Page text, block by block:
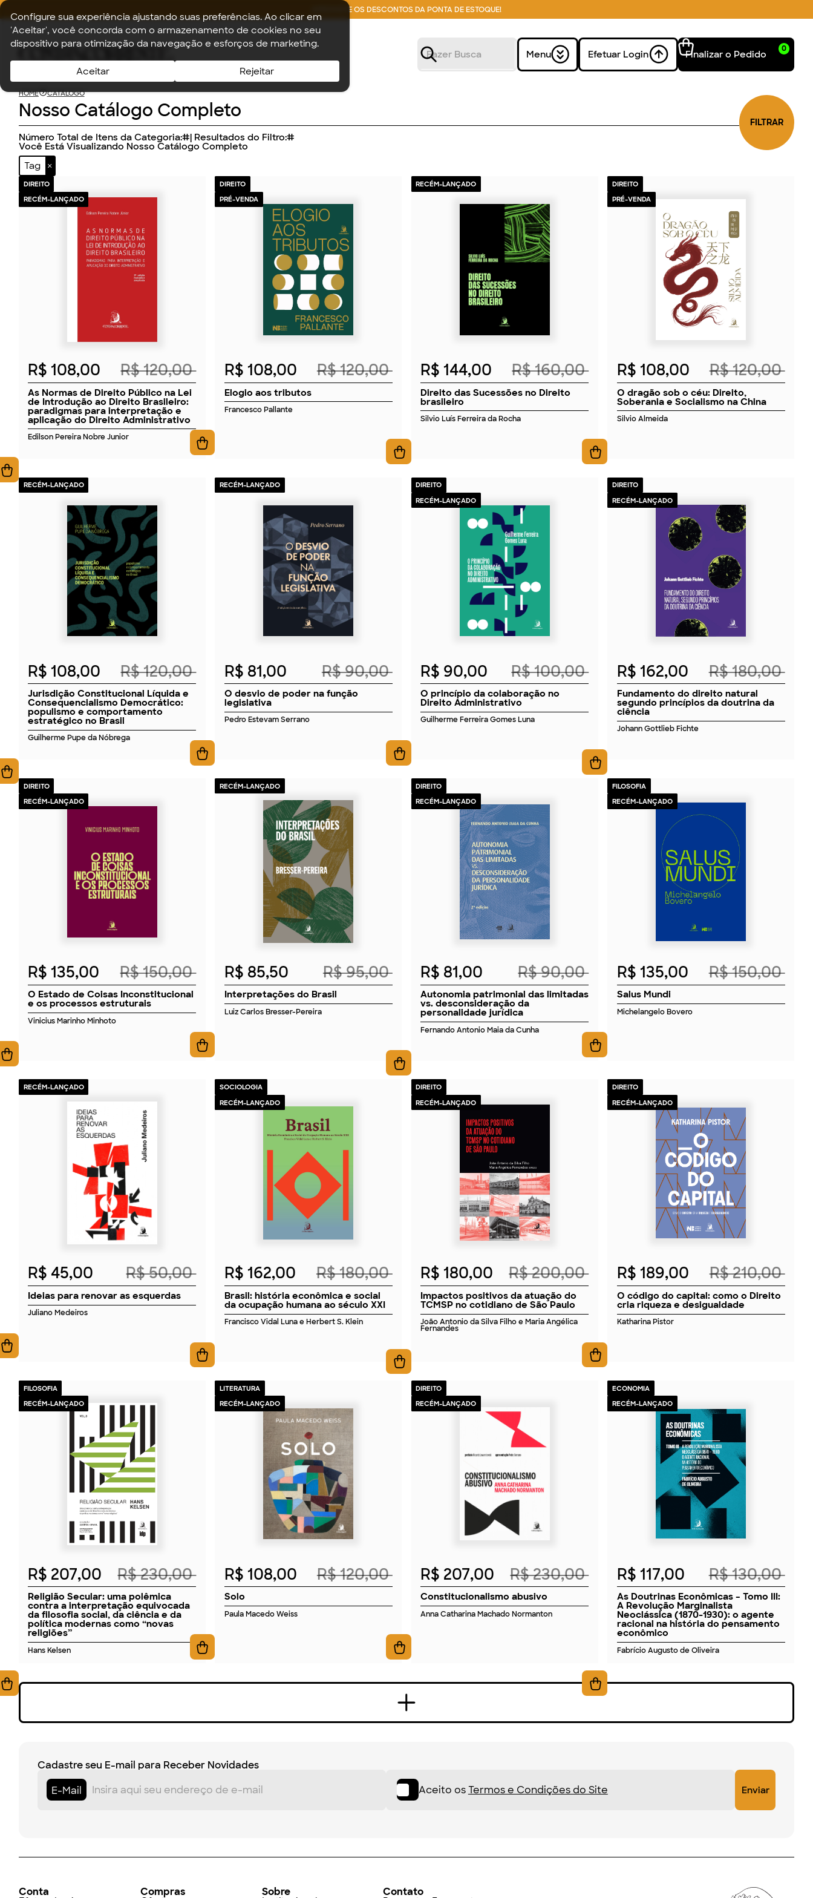
Configure sua experiência ajustando suas preferências. Ao clicar em
'Aceitar', você concorda com o armazenamento de cookies no seu
dispositivo para otimização da navegação e esforços de marketing.
Aceitar Rejeitar
APROVEITE OS DESCONTOS DA PONTA DE ESTOQUE!
Menu Efetuar Login Finalizar o Pedido 0
HOME CATÁLOGO
Nosso Catálogo Completo
Número Total de Itens da Categoria:#| Resultados do Filtro:#
Você Está Visualizando Nosso Catálogo Completo
FILTRAR
Tag
DIREITO
RECÉM-LANÇADO
2026
R$ 108,00 R$ 120,00
As Normas de Direito Público na Lei
de Introdução ao Direito Brasileiro:
paradigmas para interpretação e
aplicação do Direito Administrativo
Edilson Pereira Nobre Junior
DIREITO
PRÉ-VENDA
2026
R$ 108,00 R$ 120,00
Elogio aos tributos
Francesco Pallante
RECÉM-LANÇADO
2026
R$ 144,00 R$ 160,00
Direito das Sucessões no Direito
brasileiro
Silvio Luís Ferreira da Rocha
DIREITO
PRÉ-VENDA
2026
R$ 108,00 R$ 120,00
O dragão sob o céu: Direito,
Soberania e Socialismo na China
Silvio Almeida
RECÉM-LANÇADO
2026
R$ 108,00 R$ 120,00
Jurisdição Constitucional Líquida e
Consequencialismo Democrático:
populismo e comportamento
estratégico no Brasil
Guilherme Pupe da Nóbrega
RECÉM-LANÇADO
2026
R$ 81,00 R$ 90,00
O desvio de poder na função
legislativa
Pedro Estevam Serrano
DIREITO
RECÉM-LANÇADO
2026
R$ 90,00 R$ 100,00
O princípio da colaboração no
Direito Administrativo
Guilherme Ferreira Gomes Luna
DIREITO
RECÉM-LANÇADO
2026
R$ 162,00 R$ 180,00
Fundamento do direito natural
segundo princípios da doutrina da
ciência
Johann Gottlieb Fichte
DIREITO
RECÉM-LANÇADO
2026
R$ 135,00 R$ 150,00
O Estado de Coisas Inconstitucional
e os processos estruturais
Vinicius Marinho Minhoto
RECÉM-LANÇADO
2026
R$ 85,50 R$ 95,00
Interpretações do Brasil
Luiz Carlos Bresser-Pereira
DIREITO
RECÉM-LANÇADO
2026
R$ 81,00 R$ 90,00
Autonomia patrimonial das limitadas
vs. desconsideração da
personalidade jurídica
Fernando Antonio Maia da Cunha
FILOSOFIA
RECÉM-LANÇADO
2026
R$ 135,00 R$ 150,00
Salus Mundi
Michelangelo Bovero
RECÉM-LANÇADO
2026
R$ 45,00 R$ 50,00
Ideias para renovar as esquerdas
Juliano Medeiros
SOCIOLOGIA
RECÉM-LANÇADO
2026
R$ 162,00 R$ 180,00
Brasil: história econômica e social
da ocupação humana ao século XXI
Francisco Vidal Luna e Herbert S. Klein
DIREITO
RECÉM-LANÇADO
2026
R$ 180,00 R$ 200,00
Impactos positivos da atuação do
TCMSP no cotidiano de São Paulo
João Antonio da Silva Filho e Maria Angélica
Fernandes
DIREITO
RECÉM-LANÇADO
2026
R$ 189,00 R$ 210,00
O código do capital: como o Direito
cria riqueza e desigualdade
Katharina Pistor
FILOSOFIA
RECÉM-LANÇADO
2026
R$ 207,00 R$ 230,00
Religião Secular: uma polêmica
contra a interpretação equivocada
da filosofia social, da ciência e da
política modernas como “novas
religiões”
Hans Kelsen
LITERATURA
RECÉM-LANÇADO
2026
R$ 108,00 R$ 120,00
Solo
Paula Macedo Weiss
DIREITO
RECÉM-LANÇADO
2026
R$ 207,00 R$ 230,00
Constitucionalismo abusivo
Anna Catharina Machado Normanton
ECONOMIA
RECÉM-LANÇADO
2026
R$ 117,00 R$ 130,00
As Doutrinas Econômicas – Tomo III:
A Revolução Marginalista
Neoclássica (1870-1930): o agente
racional na história do pensamento
econômico
Fabrício Augusto de Oliveira
Cadastre seu E-mail para Receber Novidades
E-Mail
Aceito osTermos e Condições do Site
Conta Compras Sobre Contato